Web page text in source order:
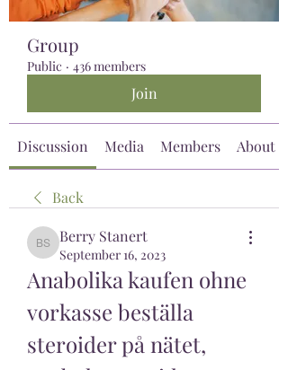
Group
Public · 436 members
Join
Discussion Media Members About
Back
Berry Stanert
Berry Stanert
September 16, 2023
Anabolika kaufen ohne
vorkasse beställa
steroider på nätet,